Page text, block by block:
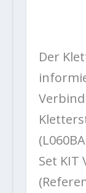
Der
Set KIT